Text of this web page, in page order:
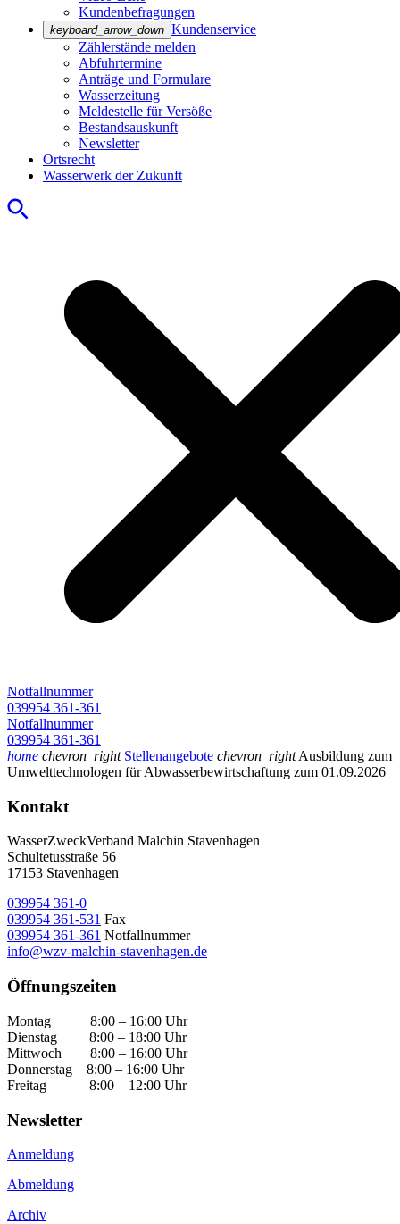
Kundenbefragungen
keyboard_arrow_down Kundenservice
Zählerstände melden
Abfuhrtermine
Anträge und Formulare
Wasserzeitung
Meldestelle für Versöße
Bestandsauskunft
Newsletter
Ortsrecht
Wasserwerk der Zukunft
Notfallnummer
039954 361-361
Notfallnummer
039954 361-361
home chevron_right Stellenangebote chevron_right Ausbildung zum
Umwelttechnologen für Abwasserbewirtschaftung zum 01.09.2026
Kontakt
WasserZweckVerband­ Malchin Stavenhagen
Schultetusstraße 56
17153 Stavenhagen
039954 361-0
039954 361-531 Fax
039954 361-361 Notfallnummer
info@wzv-malchin-stavenhagen.de
Öffnungszeiten
Montag 8:00 – 16:00 Uhr
Dienstag 8:00 – 18:00 Uhr
Mittwoch 8:00 – 16:00 Uhr
Donnerstag 8:00 – 16:00 Uhr
Freitag 8:00 – 12:00 Uhr
Newsletter
Anmeldung
Abmeldung
Archiv